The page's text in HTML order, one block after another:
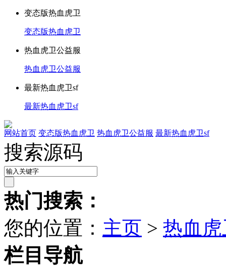
变态版热血虎卫
变态版热血虎卫
热血虎卫公益服
热血虎卫公益服
最新热血虎卫sf
最新热血虎卫sf
网站首页 变态版热血虎卫 热血虎卫公益服 最新热血虎卫sf
搜索源码
热门搜索：
您的位置： 主页 > 热血
栏目导航